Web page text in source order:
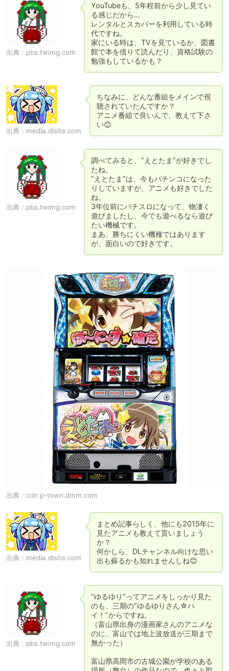
出典： pbs.twimg.com
YouTubeも、5年程前から少し見てい
る感じだから…
レンタルとスカパーを利用している時
代ですね。
家にいる時は、TVを見ているか、図書
館で本を借りて読んだり、資格試験の
勉強もしているかも？
出典： media.dlsite.com
ちなみに、どんな番組をメインで視
聴されていたんですか？
アニメ番組で良いんで、教えて下さ
い😊
出典： pbs.twimg.com
調べてみると、”えとたま”が好きでし
たね。
”えとたま”は、今もパチンコになった
りしていますが、アニメも好きでした
ね。
3年位前にパチスロになって、物凄く
遊びましたし、今でも遊べるなら遊び
たい機械です。
まあ、勝ちにくい機種ではあります
が、面白いので好きです。
出典： cdn.p-town.dmm.com
出典： media.dlsite.com
まとめ記事らしく、他にも2015年に
見たアニメも教えて貰いましょう
か？
何かしら、DLチャンネル向けな思い
出も蘇るかも知れませんしね😊
出典： pbs.twimg.com
”ゆるゆり”ってアニメをしっかり見た
のも、三期の”ゆるゆりさん☆ハ
イ！”からですね。
（富山県出身の漫画家さんのアニメな
のに、富山では地上波放送が三期まで
無かった）
富山県高岡市の古城公園が学校のある